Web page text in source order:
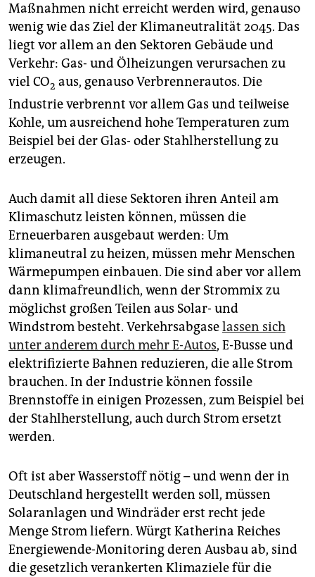
Maßnahmen nicht erreicht werden wird, genauso
wenig wie das Ziel der Klimaneutralität 2045. Das
liegt vor allem an den Sektoren Gebäude und
Verkehr: Gas- und Ölheizungen verursachen zu
viel CO2 aus, genauso Verbrennerautos. Die
Industrie verbrennt vor allem Gas und teilweise
Kohle, um ausreichend hohe Temperaturen zum
Beispiel bei der Glas- oder Stahlherstellung zu
erzeugen.
Auch damit all diese Sektoren ihren Anteil am
Klimaschutz leisten können, müssen die
Erneuerbaren ausgebaut werden: Um
klimaneutral zu heizen, müssen mehr Menschen
Wärmepumpen einbauen. Die sind aber vor allem
dann klimafreundlich, wenn der Strommix zu
möglichst großen Teilen aus Solar- und
Windstrom besteht. Verkehrsabgaselassen sich
unter anderem durch mehr E-Autos, E-Busse und
elektrifizierte Bahnen reduzieren, die alle Strom
brauchen. In der Industrie können fossile
Brennstoffe in einigen Prozessen, zum Beispiel bei
der Stahlherstellung, auch durch Strom ersetzt
werden.
Oft ist aber Wasserstoff nötig – und wenn der in
Deutschland hergestellt werden soll, müssen
Solaranlagen und Windräder erst recht jede
Menge Strom liefern. Würgt Katherina Reiches
Energiewende-Monitoring deren Ausbau ab, sind
die gesetzlich verankerten Klimaziele für die